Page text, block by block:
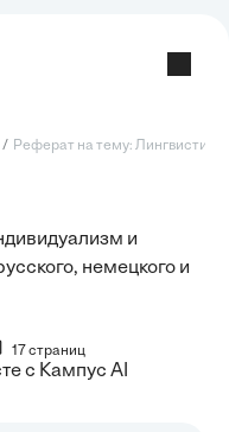
Реферат на тему:
и
немецкого и
17 страниц
с Кампус AI